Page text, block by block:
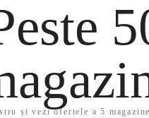
și vezi ofertele a 5